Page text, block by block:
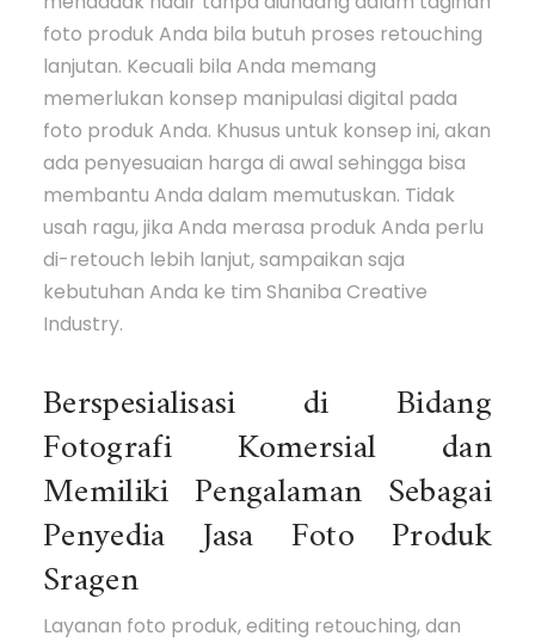
foto produk Anda bila butuh proses retouching
lanjutan. Kecuali bila Anda memang
memerlukan konsep manipulasi digital pada
foto produk Anda. Khusus untuk konsep ini, akan
ada penyesuaian harga di awal sehingga bisa
membantu Anda dalam memutuskan. Tidak
usah ragu, jika Anda merasa produk Anda perlu
di-retouch lebih lanjut, sampaikan saja
kebutuhan Anda ke tim Shaniba Creative
Industry.
Berspesialisasi di Bidang
Fotografi Komersial dan
Memiliki Pengalaman Sebagai
Penyedia Jasa Foto Produk
Sragen
Layanan foto produk, editing retouching, dan